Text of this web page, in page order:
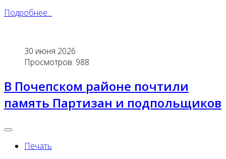
Подробнее...
30 июня 2026
Просмотров: 988
В Почепском районе почтили
память Партизан и подпольщиков
Печать